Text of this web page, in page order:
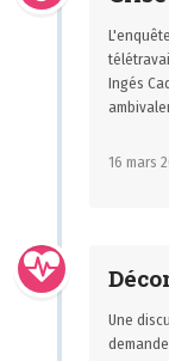
Ingés
16 mars
Une